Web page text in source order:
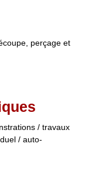
perçage et
/ travaux
/ auto-